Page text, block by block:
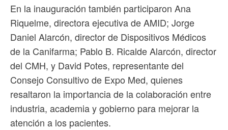
En la inauguración también participaron Ana
Riquelme, directora ejecutiva de AMID; Jorge
Daniel Alarcón, director de Dispositivos Médicos
de la Canifarma; Pablo B. Ricalde Alarcón, director
del CMH, y David Potes, representante del
Consejo Consultivo de Expo Med, quienes
resaltaron la importancia de la colaboración entre
industria, academia y gobierno para mejorar la
atención a los pacientes.